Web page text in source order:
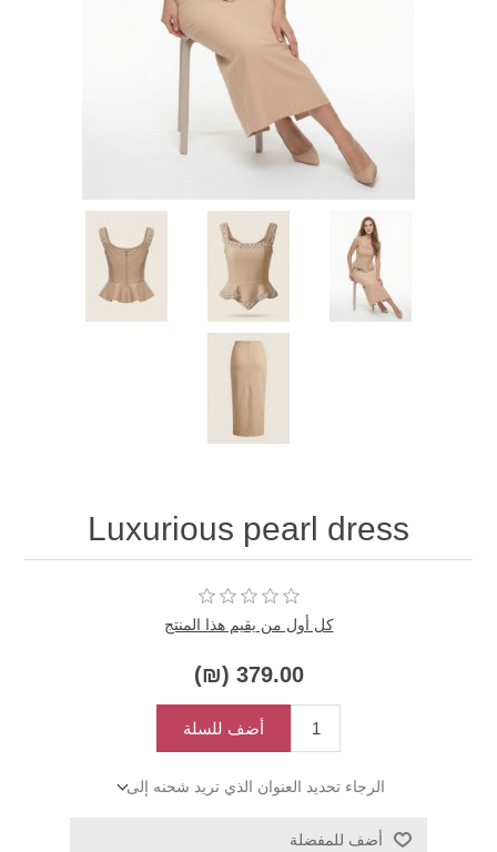
Luxurious pearl dress
كل أول من يقيم هذا المنتج
379.00 (₪)
أضف للسلة
الرجاء تحديد العنوان الذي تريد شحنه إلى
أضف للمفضلة